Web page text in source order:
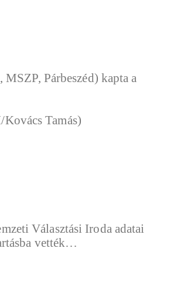
Párbeszéd) kapta a
Választási Iroda adatai
vették…